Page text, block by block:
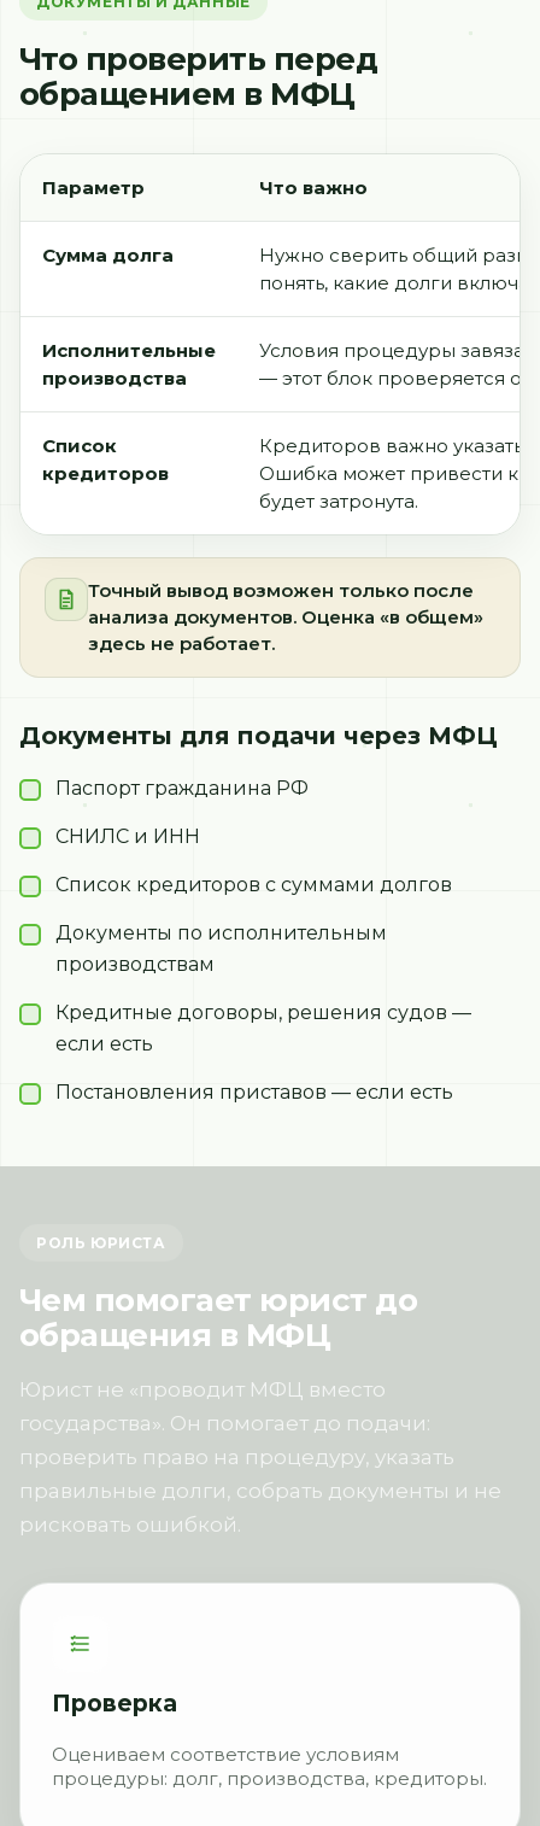
Что проверить перед
обращением в МФЦ
Параметр Что важно
Сумма долга
Нужно сверить общий
понять, какие долги
Исполнительные
производства
Условия процедуры
— этот блок проверяется
Список
кредиторов
Кредиторов важно указать
Ошибка может привести к
будет затронута.
Точный вывод возможен только после
анализа документов. Оценка «в общем»
здесь не работает.
Документы для подачи через МФЦ
Паспорт гражданина РФ
СНИЛС и ИНН
Список кредиторов с суммами долгов
Документы по исполнительным
производствам
Кредитные договоры, решения судов —
если есть
Постановления приставов — если есть
РОЛЬ ЮРИСТА
Чем помогает юрист до
обращения в МФЦ
Юрист не «проводит МФЦ вместо
государства». Он помогает до подачи:
проверить право на процедуру, указать
правильные долги, собрать документы и не
рисковать ошибкой.
Проверка
Оцениваем соответствие условиям
процедуры: долг, производства, кредиторы.